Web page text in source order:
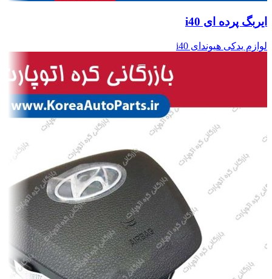
ایربگ پرده ای i40
لوازم یدکی هیوندای i40